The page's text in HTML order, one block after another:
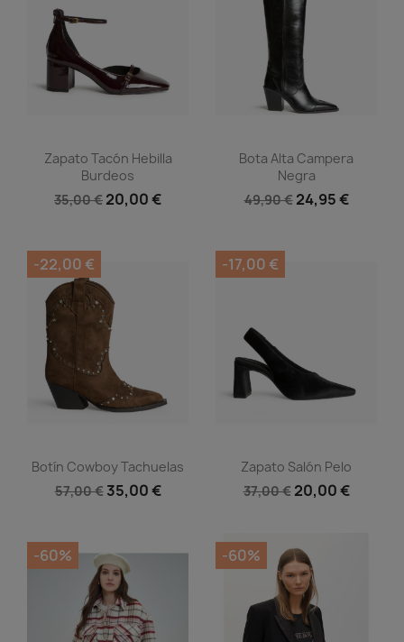
Vista rápida
Zapato Tacón Hebilla
Burdeos
35,00 € 20,00 €
Vista rápida
Bota Alta Campera
Negra
49,90 € 24,95 €
Vista rápida
Botín Cowboy Tachuelas
57,00 € 35,00 €
-22,00 €
Vista rápida
Zapato Salón Pelo
37,00 € 20,00 €
-17,00 €
-60% -60%